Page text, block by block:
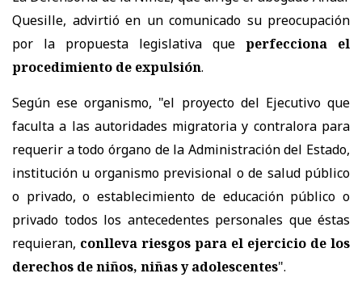
Quesille, advirtió en un comunicado su preocupación
por la propuesta legislativa que perfecciona el
procedimiento de expulsión.
Según ese organismo, "el proyecto del Ejecutivo que
faculta a las autoridades migratoria y contralora para
requerir a todo órgano de la Administración del Estado,
institución u organismo previsional o de salud público
o privado, o establecimiento de educación público o
privado todos los antecedentes personales que éstas
requieran, conlleva riesgos para el ejercicio de los
derechos de niños, niñas y adolescentes".